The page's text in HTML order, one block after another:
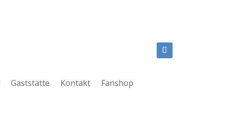
Gaststätte Kontakt Fanshop